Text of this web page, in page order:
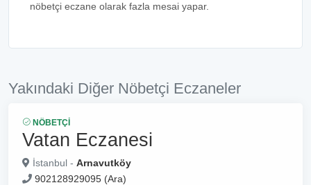
nöbetçi eczane olarak fazla mesai yapar.
Yakındaki Diğer Nöbetçi Eczaneler
NÖBETÇI
Vatan Eczanesi
İstanbul - Arnavutköy
902128929095 (Ara)